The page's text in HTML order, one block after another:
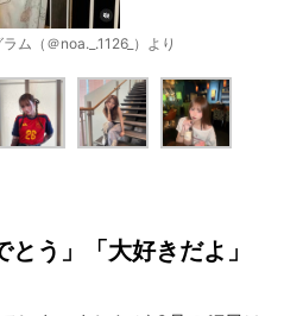
ム（＠noa._.1126_）より
とう」「大好きだよ」